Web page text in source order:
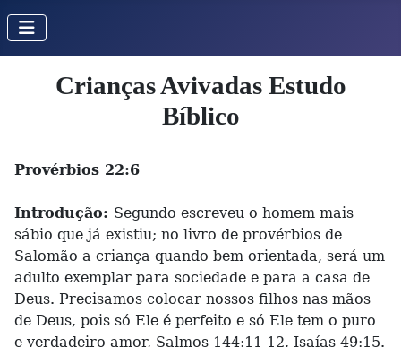
Crianças Avivadas Estudo
Bíblico
Provérbios 22:6
Introdução: Segundo escreveu o homem mais
sábio que já existiu; no livro de provérbios de
Salomão a criança quando bem orientada, será um
adulto exemplar para sociedade e para a casa de
Deus. Precisamos colocar nossos filhos nas mãos
de Deus, pois só Ele é perfeito e só Ele tem o puro
e verdadeiro amor, Salmos 144:11-12, Isaías 49:15.